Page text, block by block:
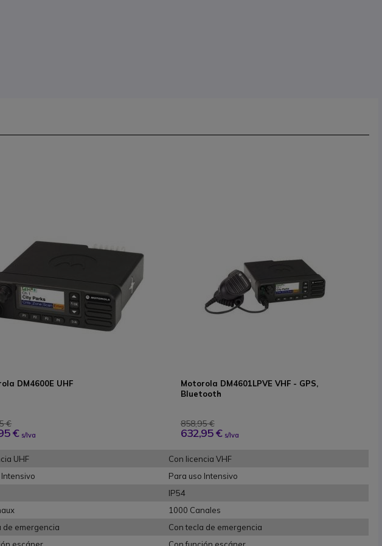
DM4600E UHF
€
€ s/Iva
Motorola DM4601LPVE VHF - GPS,
Bluetooth
858,95 €
632,95 € s/Iva
UHF
Con licencia VHF
Para uso Intensivo
IP54
1000 Canales
de emergencia
Con tecla de emergencia